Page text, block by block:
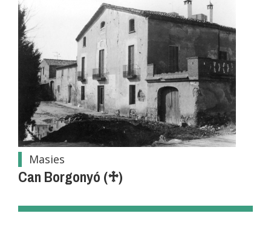
Masies
Can Borgonyó (♱)